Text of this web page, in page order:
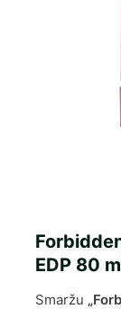
EDP 80
Smaržu